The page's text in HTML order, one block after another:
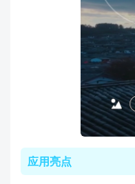
应用亮点